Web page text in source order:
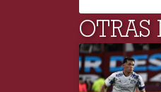
OTRAS